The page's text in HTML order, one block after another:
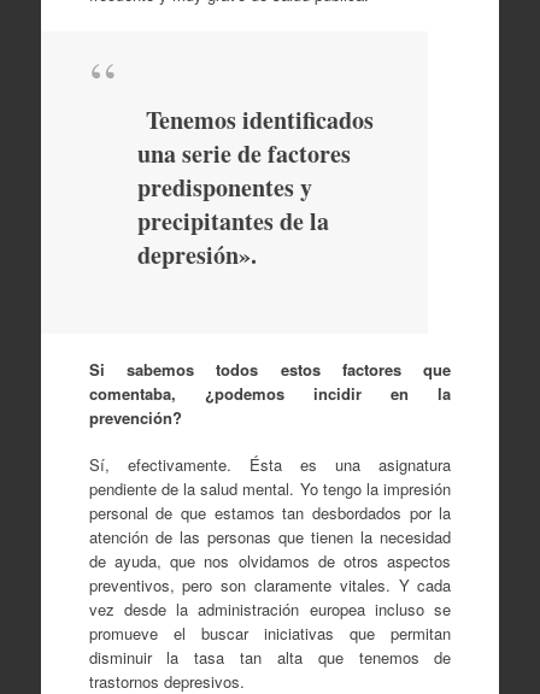
Tenemos identificados
una serie de factores
predisponentes y
precipitantes de la
depresión».
Si sabemos todos estos factores que
comentaba, ¿podemos incidir en la
prevención?
Sí, efectivamente. Ésta es una asignatura
pendiente de la salud mental. Yo tengo la impresión
personal de que estamos tan desbordados por la
atención de las personas que tienen la necesidad
de ayuda, que nos olvidamos de otros aspectos
preventivos, pero son claramente vitales. Y cada
vez desde la administración europea incluso se
promueve el buscar iniciativas que permitan
disminuir la tasa tan alta que tenemos de
trastornos depresivos.